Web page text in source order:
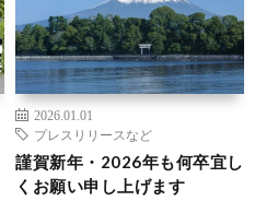
2026.01.01
プレスリリースなど
謹賀新年・2026年も何卒宜し
くお願い申し上げます